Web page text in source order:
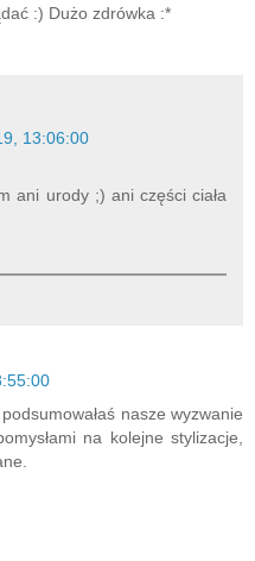
:) Dużo zdrówka :*
13:06:00
ani urody ;) ani części ciała
nasze wyzwanie
na kolejne stylizacje,